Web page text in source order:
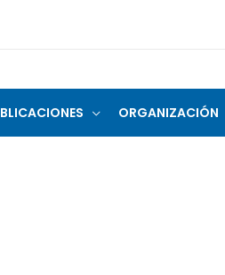
ORGANIZACIÓN